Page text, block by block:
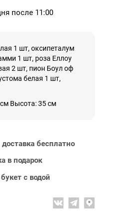
после 11:00
1 шт, оксипеталум
1 шт, роза Еллоу
2 шт, пион Боул оф
белая 1 шт,
Высота: 35 см
бесплатно
в подарок
с водой